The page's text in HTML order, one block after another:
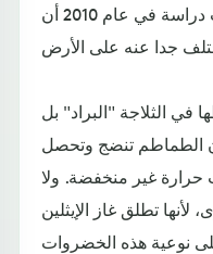
لوفتهانزا الألمانية، إذ أظهرت دراسة في عام 2010 أن
في الثلاجة "البراد" بل
الطماطم تنضج وتحصل
حرارة غير منخفضة. ولا
تطلق غاز الإيثلين